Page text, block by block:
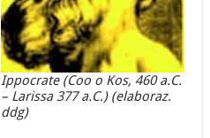
Ippocrate (Coo o Kos, 460 a.C.
– Larissa 377 a.C.) (elaboraz.
ddg)